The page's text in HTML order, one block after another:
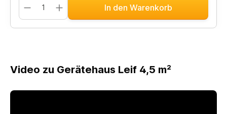
In den Warenkorb
Video zu Gerätehaus Leif 4,5 m²